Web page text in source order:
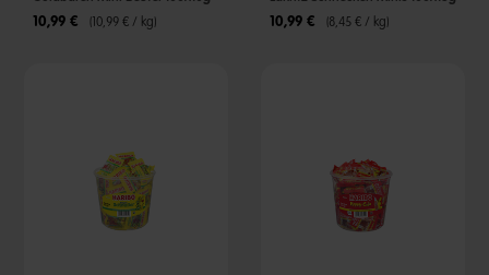
10,99 € (10,99 € / kg) 10,99 € (8,45 € / kg)